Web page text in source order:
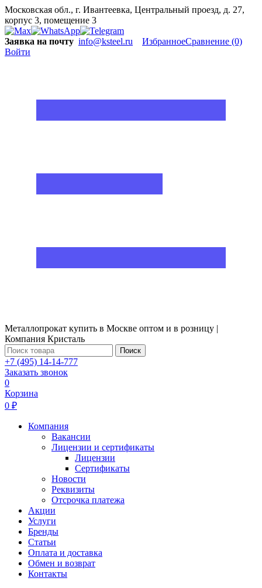
Московская обл., г. Ивантеевка, Центральный проезд, д. 27,
корпус 3, помещение 3
Заявка на почту info@ksteel.ru ИзбранноеСравнение (0)
Войти
Металлопрокат купить в Москве оптом и в розницу |
Компания Кристаль
Поиск
+7 (495) 14-14-777
Заказать звонок
0
Корзина
0 ₽
Компания
Вакансии
Лицензии и сертификаты
Лицензии
Сертификаты
Новости
Реквизиты
Отсрочка платежа
Акции
Услуги
Бренды
Статьи
Оплата и доставка
Обмен и возврат
Контакты